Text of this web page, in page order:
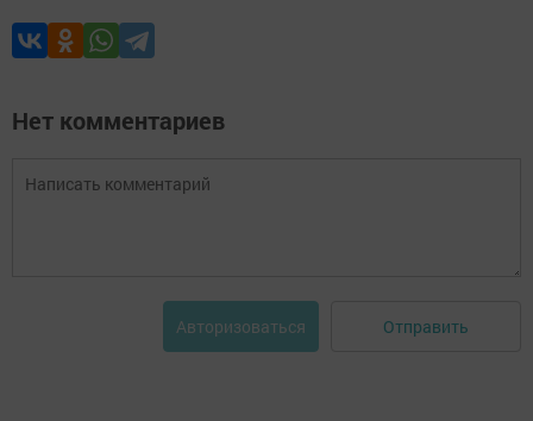
Нет комментариев
Авторизоваться Отправить